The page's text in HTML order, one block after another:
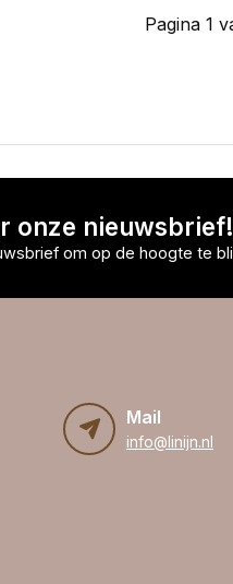
Pagina 1
onze nieuwsbrief!
om op de hoogte te
Mail
info@linijn.nl